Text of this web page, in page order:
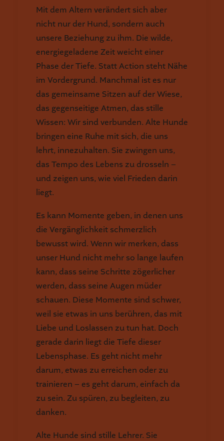
Mit dem Altern verändert sich aber
nicht nur der Hund, sondern auch
unsere Beziehung zu ihm. Die wilde,
energiegeladene Zeit weicht einer
Phase der Tiefe. Statt Action steht Nähe
im Vordergrund. Manchmal ist es nur
das gemeinsame Sitzen auf der Wiese,
das gegenseitige Atmen, das stille
Wissen: Wir sind verbunden. Alte Hunde
bringen eine Ruhe mit sich, die uns
lehrt, innezuhalten. Sie zwingen uns,
das Tempo des Lebens zu drosseln –
und zeigen uns, wie viel Frieden darin
liegt.
Es kann Momente geben, in denen uns
die Vergänglichkeit schmerzlich
bewusst wird. Wenn wir merken, dass
unser Hund nicht mehr so lange laufen
kann, dass seine Schritte zögerlicher
werden, dass seine Augen müder
schauen. Diese Momente sind schwer,
weil sie etwas in uns berühren, das mit
Liebe und Loslassen zu tun hat. Doch
gerade darin liegt die Tiefe dieser
Lebensphase. Es geht nicht mehr
darum, etwas zu erreichen oder zu
trainieren – es geht darum, einfach da
zu sein. Zu spüren, zu begleiten, zu
danken.
Alte Hunde sind stille Lehrer. Sie